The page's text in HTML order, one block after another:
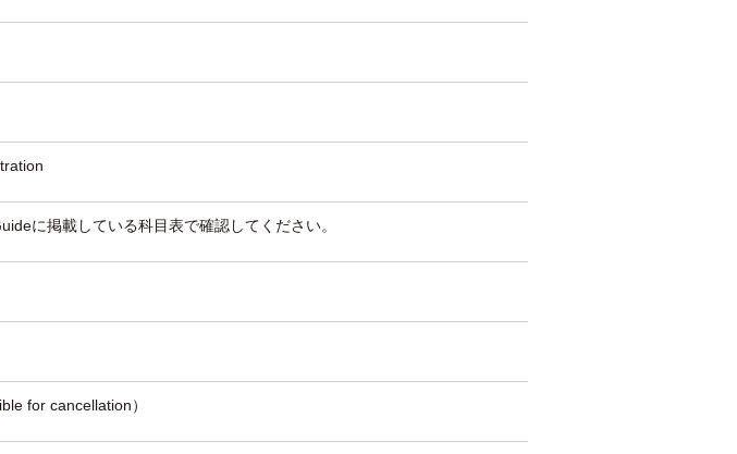
に掲載している科目表で確認してください。
for cancellation）